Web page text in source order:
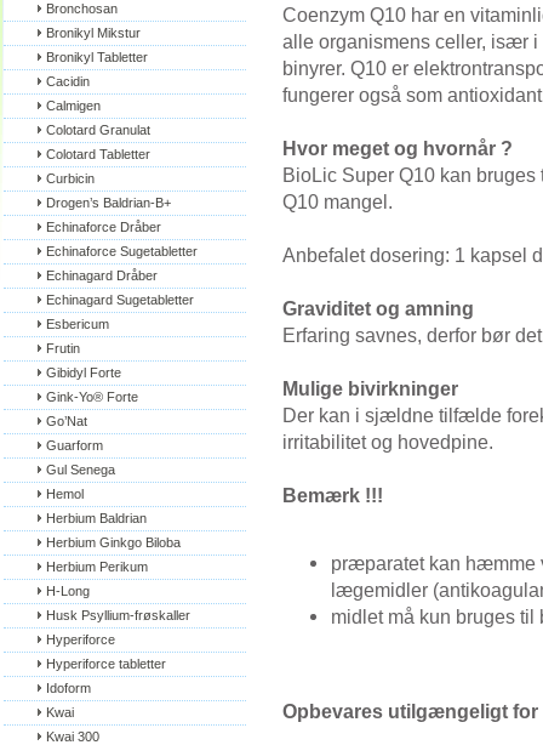
Bronchosan
Bronikyl Mikstur
Bronikyl Tabletter
Cacidin
Calmigen
Colotard Granulat
Colotard Tabletter
Curbicin
Drogen’s Baldrian-B+
Echinaforce Dråber
Echinaforce Sugetabletter
Echinagard Dråber
Echinagard Sugetabletter
Esbericum
Frutin
Gibidyl Forte
Gink-Yo® Forte
Go’Nat
Guarform
Gul Senega
Hemol
Herbium Baldrian
Herbium Ginkgo Biloba
Herbium Perikum
H-Long
Husk Psyllium-frøskaller
Hyperiforce
Hyperiforce tabletter
Idoform
Kwai
Kwai 300
Coenzym Q10 har en
alle organismens celler, især i
binyrer. Q10 er
fungerer også som
Hvor meget og hvornår ?
BioLic Super Q10 kan
Q10 mangel.
Anbefalet dosering: 1 kapsel
Graviditet og amning
Erfaring savnes, derfor bør
Mulige bivirkninger
Der kan i sjældne tilfælde
irritabilitet og hovedpine.
Bemærk !!!
præparatet kan hæmme
lægemidler
midlet må kun bruges
Opbevares utilgængeligt for